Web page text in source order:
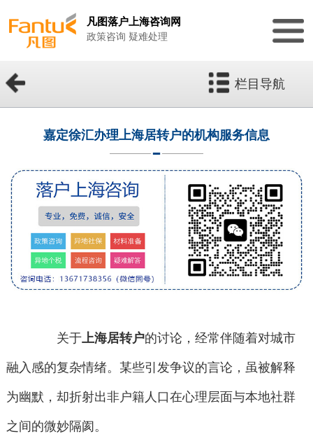
凡图落户上海咨询网
政策咨询 疑难处理
栏目导航
嘉定徐汇办理上海居转户的机构服务信息
关于上海居转户的讨论，经常伴随着对城市
融入感的复杂情绪。某些引发争议的言论，虽被解释
为幽默，却折射出非户籍人口在心理层面与本地社群
之间的微妙隔阂。